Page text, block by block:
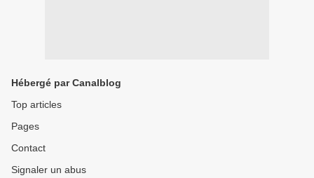
Hébergé par Canalblog
Top articles
Pages
Contact
Signaler un abus